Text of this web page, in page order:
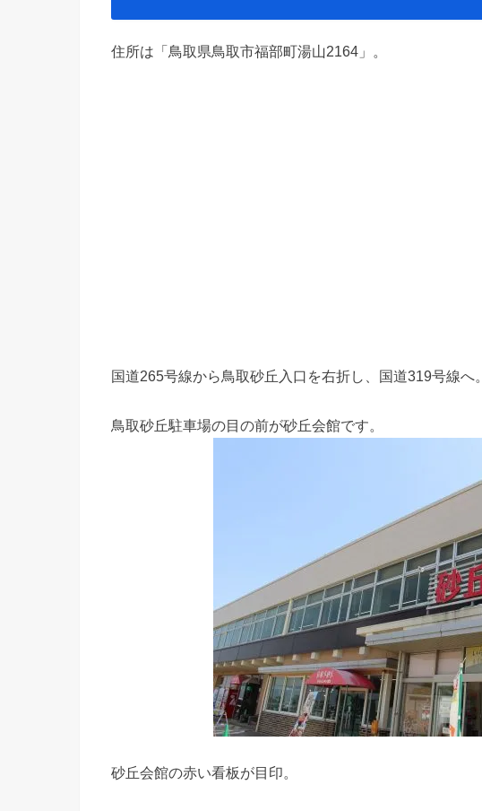
住所は「鳥取県鳥取市福部町湯山2164」。
国道265号線から鳥取砂丘入口を右折し、国道319号線へ。
鳥取砂丘駐車場の目の前が砂丘会館です。
砂丘会館の赤い看板が目印。